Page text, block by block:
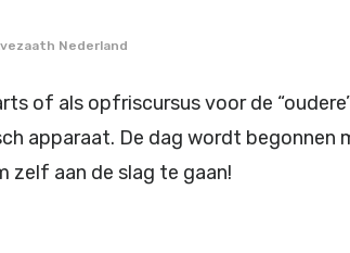
Nederland
of als opfriscursus voor de
apparaat. De dag wordt begonnen
zelf aan de slag te gaan!